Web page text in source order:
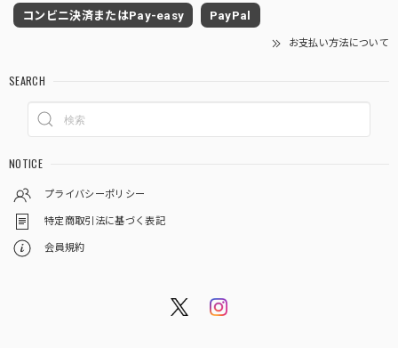
コンビニ決済またはPay-easy PayPal
お支払い方法について
SEARCH
NOTICE
プライバシーポリシー
特定商取引法に基づく表記
会員規約